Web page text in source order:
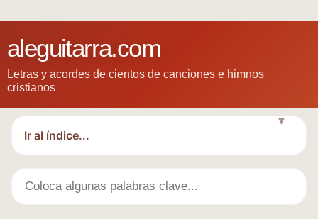
aleguitarra.com
Letras y acordes de cientos de canciones e himnos
cristianos
▼